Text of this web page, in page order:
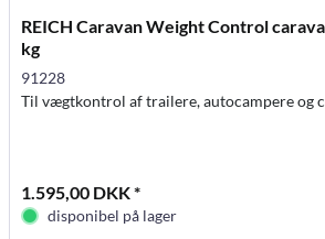
REICH Caravan Weight Control
kg
91228
Til vægtkontrol af trailere, autocampere og
1.595,00 DKK *
disponibel på lager